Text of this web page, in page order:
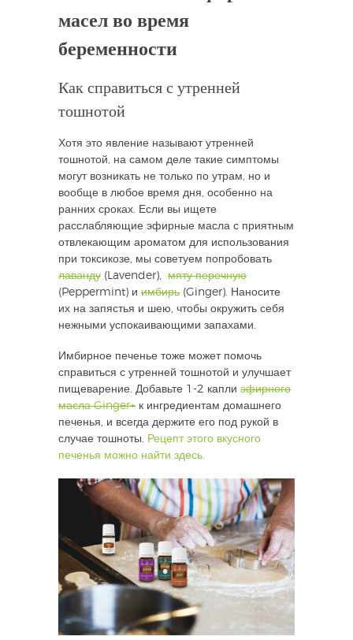
масел во время
беременности
Как справиться с утренней
тошнотой
Хотя это явление называют утренней
тошнотой, на самом деле такие симптомы
могут возникать не только по утрам, но и
вообще в любое время дня, особенно на
ранних сроках. Если вы ищете
расслабляющие эфирные масла с приятным
отвлекающим ароматом для использования
при токсикозе, мы советуем попробовать
лаванду (Lavender), мяту перечную
(Peppermint) и имбирь (Ginger). Наносите
их на запястья и шею, чтобы окружить себя
нежными успокаивающими запахами.
Имбирное печенье тоже может помочь
справиться с утренней тошнотой и улучшает
пищеварение. Добавьте 1-2 капли эфирного
масла Ginger+ к ингредиентам домашнего
печенья, и всегда держите его под рукой в
случае тошноты.
Рецепт этого вкусного
печенья можно найти здесь.